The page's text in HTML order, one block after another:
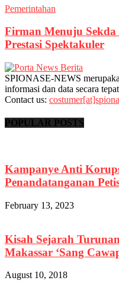
Pemerintahan
Firman Menuju
Prestasi Spektakuler
SPIONASE-NEWS
informasi dan data secara
Contact us:
POPULAR POSTS
Kampanye Anti
Penandatanganan
February 13, 2023
Kisah Sejarah
Makassar ‘Sang
August 10, 2018